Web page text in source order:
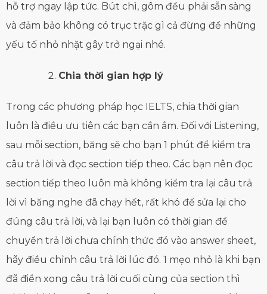
hỗ trợ ngay lập tức. Bút chì, gôm đều phải sẵn sàng
và đảm bảo không có trục trặc gì cả đừng để những
yếu tố nhỏ nhặt gây trở ngại nhé.
Chia thời gian hợp lý
Trong các phương pháp học IELTS, chia thời gian
luôn là điều ưu tiên các bạn cần ắm. Đối với Listening,
sau mỗi section, băng sẽ cho bạn 1 phút để kiểm tra
câu trả lời và đọc section tiếp theo. Các bạn nên đọc
section tiếp theo luôn mà không kiểm tra lại câu trả
lời vì băng nghe đã chạy hết, rất khó để sửa lại cho
đúng câu trả lời, và lại bạn luôn có thời gian để
chuyển trả lời chưa chính thức đó vào answer sheet,
hãy điều chỉnh câu trả lời lúc đó. 1 mẹo nhỏ là khi bạn
đã điền xong câu trả lời cuối cùng của section thì